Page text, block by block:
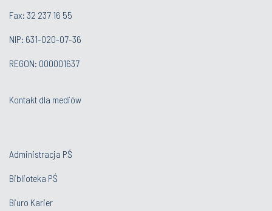
Fax: 32 237 16 55
NIP: 631-020-07-36
REGON: 000001637
Kontakt dla mediów
Administracja PŚ
Biblioteka PŚ
Biuro Karier